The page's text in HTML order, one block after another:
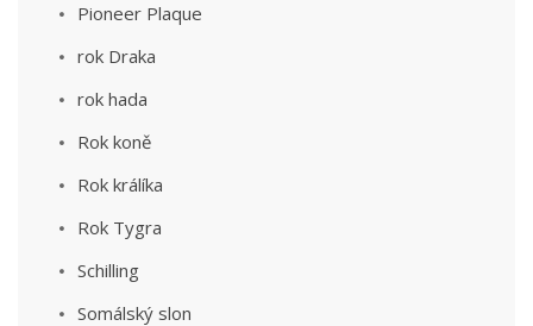
Pioneer Plaque
rok Draka
rok hada
Rok koně
Rok králíka
Rok Tygra
Schilling
Somálský slon